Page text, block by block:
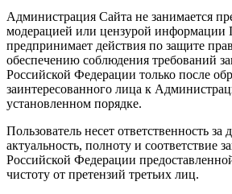
Администрация Сайта не занимается
модерацией или цензурой информации
предпринимает действия по защите
обеспечению соблюдения требований
Российской Федерации только после
заинтересованного лица к
установленном порядке.
Пользователь несет ответственность за
актуальность, полноту и соответствие
Российской Федерации
чистоту от претензий третьих лиц.